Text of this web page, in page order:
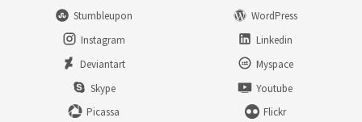
Stumbleupon
WordPress
Instagram
Linkedin
Deviantart
Myspace
Skype
Youtube
Picassa
Flickr